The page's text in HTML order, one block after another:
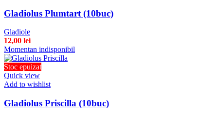
Gladiolus Plumtart (10buc)
Gladiole
12,00 lei
Momentan indisponibil
Stoc epuizat
Quick view
Add to wishlist
Gladiolus Priscilla (10buc)